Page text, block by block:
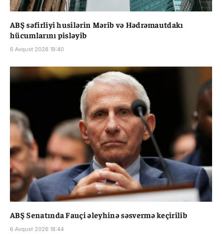
ABŞ səfirliyi husilərin Mərib və Hədrəmautdakı
hücumlarını pisləyib
6 Avqust 2026 19:40
ABŞ Senatında Fauçi əleyhinə səsvermə keçirilib
6 Avqust 2026 18:44